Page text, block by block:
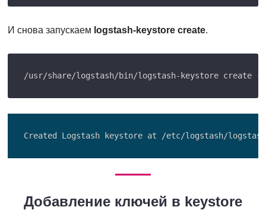
И снова запускаем logstash-keystore create.
Добавление ключей в keystore